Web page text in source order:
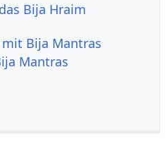
Bija Hraim
Bija Mantras
Mantras